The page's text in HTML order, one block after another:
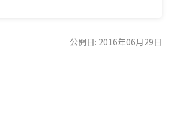
公開日: 2016年06月29日